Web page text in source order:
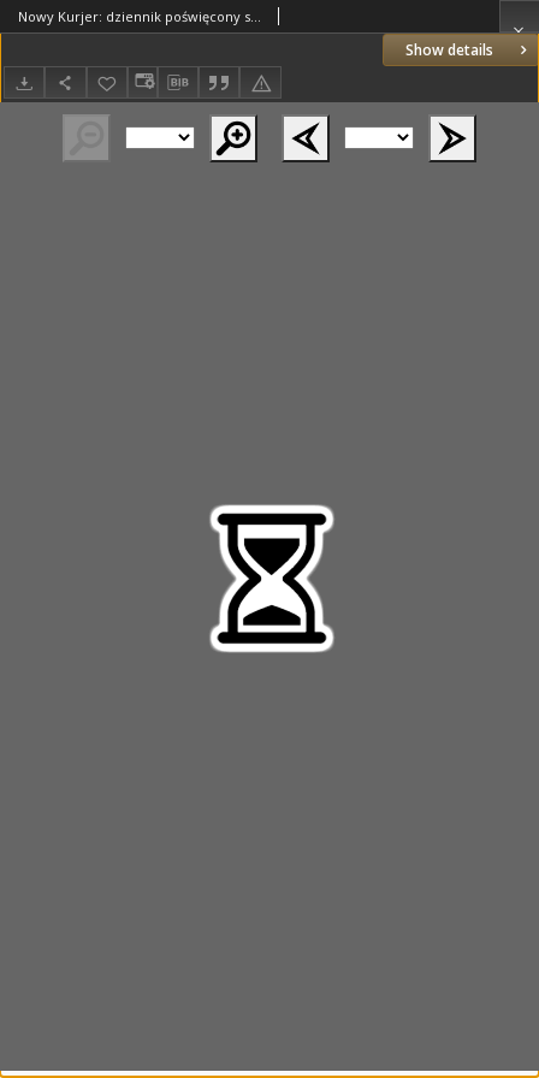
Show details
Nowy Kurjer: dziennik poświęcony sprawom politycznym i społecznym 1937.10.20 R.48 Nr242